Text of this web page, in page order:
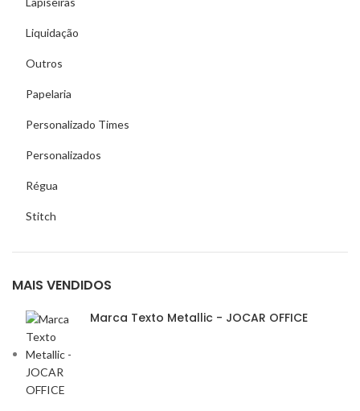
Liquidação
Outros
Papelaria
Personalizado Times
Personalizados
Régua
Stitch
MAIS VENDIDOS
Marca Texto Metallic - JOCAR OFFICE